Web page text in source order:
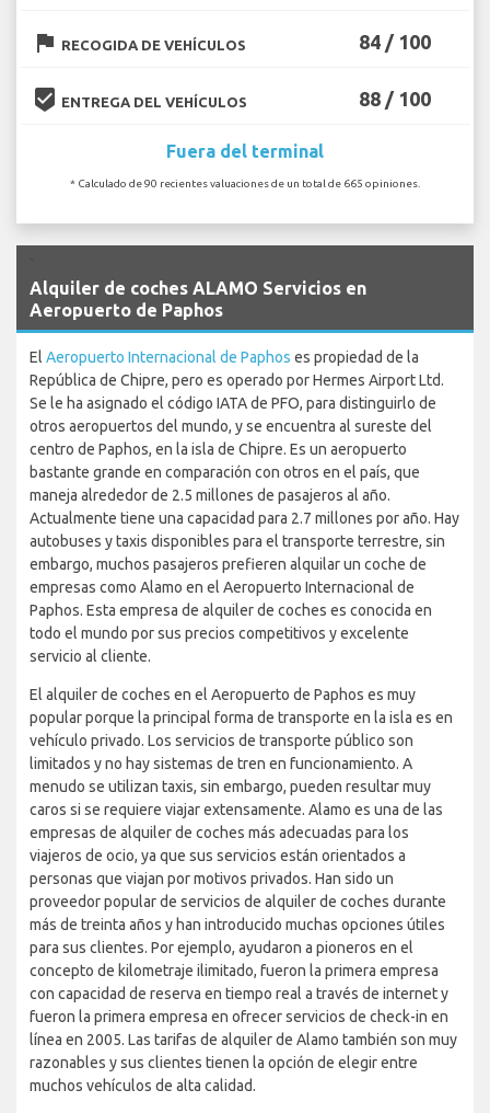
flag RECOGIDA DE VEHÍCULOS 84 / 100
beenhere ENTREGA DEL VEHÍCULOS 88 / 100
Fuera del terminal
* Calculado de 90 recientes valuaciones de un total de 665 opiniones.
Alquiler de coches ALAMO Servicios en
Aeropuerto de Paphos
El Aeropuerto Internacional de Paphos es propiedad de la
República de Chipre, pero es operado por Hermes Airport Ltd.
Se le ha asignado el código IATA de PFO, para distinguirlo de
otros aeropuertos del mundo, y se encuentra al sureste del
centro de Paphos, en la isla de Chipre. Es un aeropuerto
bastante grande en comparación con otros en el país, que
maneja alrededor de 2.5 millones de pasajeros al año.
Actualmente tiene una capacidad para 2.7 millones por año. Hay
autobuses y taxis disponibles para el transporte terrestre, sin
embargo, muchos pasajeros prefieren alquilar un coche de
empresas como Alamo en el Aeropuerto Internacional de
Paphos. Esta empresa de alquiler de coches es conocida en
todo el mundo por sus precios competitivos y excelente
servicio al cliente.
El alquiler de coches en el Aeropuerto de Paphos es muy
popular porque la principal forma de transporte en la isla es en
vehículo privado. Los servicios de transporte público son
limitados y no hay sistemas de tren en funcionamiento. A
menudo se utilizan taxis, sin embargo, pueden resultar muy
caros si se requiere viajar extensamente. Alamo es una de las
empresas de alquiler de coches más adecuadas para los
viajeros de ocio, ya que sus servicios están orientados a
personas que viajan por motivos privados. Han sido un
proveedor popular de servicios de alquiler de coches durante
más de treinta años y han introducido muchas opciones útiles
para sus clientes. Por ejemplo, ayudaron a pioneros en el
concepto de kilometraje ilimitado, fueron la primera empresa
con capacidad de reserva en tiempo real a través de internet y
fueron la primera empresa en ofrecer servicios de check-in en
línea en 2005. Las tarifas de alquiler de Alamo también son muy
razonables y sus clientes tienen la opción de elegir entre
muchos vehículos de alta calidad.